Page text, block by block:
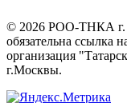
© 2026 РОО-ТНКА г.
обязательна ссылка
организация
г.Москвы.